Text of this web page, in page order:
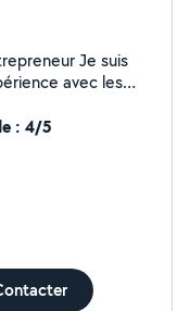
Je suis
avec les
: 4/5